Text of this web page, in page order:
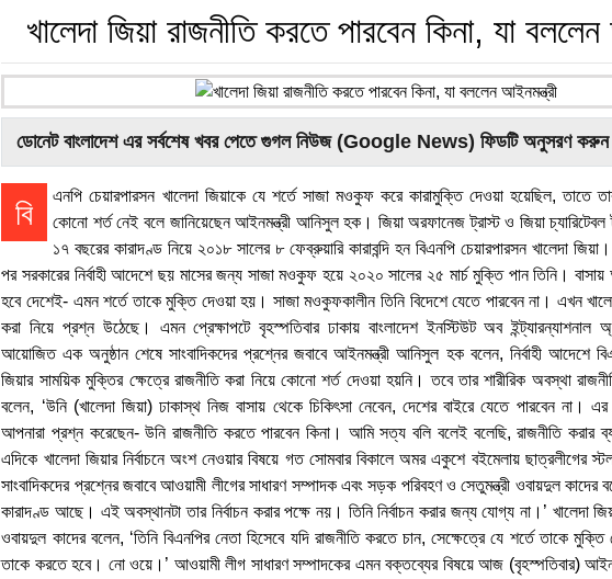
খালেদা জিয়া রাজনীতি করতে পারবেন কিনা, যা
ডোনেট বাংলাদেশ এর সর্বশেষ খবর পেতে গুগল নিউজ (Google News) ফিডটি অনুসরণ করুন
বি
এনপি চেয়ারপারসন খালেদা জিয়াকে যে শর্তে সাজা মওকুফ করে কারামুক্তি দেওয়া হয়েছিল, তাতে
কোনো শর্ত নেই বলে জানিয়েছেন আইনমন্ত্রী আনিসুল হক। জিয়া অরফানেজ ট্রাস্ট ও জিয়া চ্যারিটেবল
১৭ বছরের কারাদণ্ড নিয়ে ২০১৮ সালের ৮ ফেব্রুয়ারি কারাবন্দি হন বিএনপি চেয়ারপারসন খালেদা
পর সরকারের নির্বাহী আদেশে ছয় মাসের জন্য সাজা মওকুফ হয়ে ২০২০ সালের ২৫ মার্চ মুক্তি পান তিনি। বাসায়
হবে দেশেই- এমন শর্তে তাকে মুক্তি দেওয়া হয়। সাজা মওকুফকালীন তিনি বিদেশে যেতে পারবেন না। এখন
করা নিয়ে প্রশ্ন উঠেছে। এমন প্রেক্ষাপটে বৃহস্পতিবার ঢাকায় বাংলাদেশ ইনস্টিউট অব ইন্ট্যারন্যাশনাল
আয়োজিত এক অনুষ্ঠান শেষে সাংবাদিকদের প্রশ্নের জবাবে আইনমন্ত্রী আনিসুল হক বলেন, নির্বাহী আদেশে
জিয়ার সাময়িক মুক্তির ক্ষেত্রে রাজনীতি করা নিয়ে কোনো শর্ত দেওয়া হয়নি। তবে তার শারীরিক অবস্থা
বলেন, ‘উনি (খালেদা জিয়া) ঢাকাস্থ নিজ বাসায় থেকে চিকিৎসা নেবেন, দেশের বাইরে যেতে পারবেন না।
আপনারা প্রশ্ন করেছেন- উনি রাজনীতি করতে পারবেন কিনা। আমি সত্য বলি বলেই বলেছি, রাজনীতি করার
এদিকে খালেদা জিয়ার নির্বাচনে অংশ নেওয়ার বিষয়ে গত সোমবার বিকালে অমর একুশে বইমেলায় ছাত্রলীগের
সাংবাদিকদের প্রশ্নের জবাবে আওয়ামী লীগের সাধারণ সম্পাদক এবং সড়ক পরিবহণ ও সেতুমন্ত্রী ওবায়দুল কাদের
কারাদণ্ড আছে। এই অবস্থানটা তার নির্বাচন করার পক্ষে নয়। তিনি নির্বাচন করার জন্য যোগ্য না।’ খালেদা
ওবায়দুল কাদের বলেন, ‘তিনি বিএনপির নেতা হিসেবে যদি রাজনীতি করতে চান, সেক্ষেত্রে যে শর্তে তাকে মুক্তি
তাকে করতে হবে। নো ওয়ে।’ আওয়ামী লীগ সাধারণ সম্পাদকের এমন বক্তব্যের বিষয়ে আজ (বৃহস্পতিবার)